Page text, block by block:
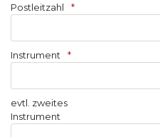
Postleitzahl
Instrument
evtl. zweites
Instrument